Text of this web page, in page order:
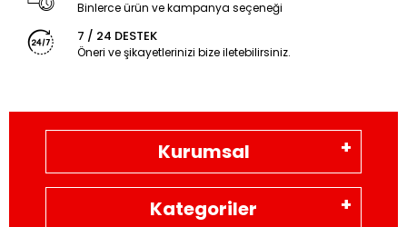
Binlerce ürün ve kampanya seçeneği
7 / 24 DESTEK
Öneri ve şikayetlerinizi bize iletebilirsiniz.
Kurumsal
Kategoriler